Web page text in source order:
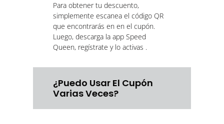
Para obtener tu descuento,
simplemente escanea el código QR
que encontrarás en en el cupón.
Luego, descarga la app Speed
Queen, regístrate y lo activas .
¿Puedo Usar El Cupón
Varias Veces?